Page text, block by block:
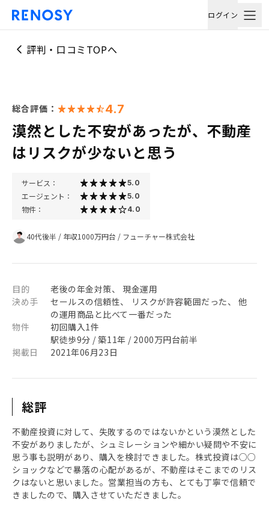
ログイン
評判・口コミTOPへ
総合評価： 4.7
漠然とした不安があったが、不動産
はリスクが少ないと思う
サービス： 5.0
エージェント： 5.0
物件： 4.0
40代後半 / 年収1000万円台 / フューチャー株式会社
目的
老後の年金対策、 現金運用
決め手
セールスの信頼性、 リスクが許容範囲だった、 他
の運用商品と比べて一番だった
物件
初回購入1件
駅徒歩9分 / 築11年 / 2000万円台前半
掲載日
2021年06月23日
総評
不動産投資に対して、失敗するのではないかという漠然とした
不安がありましたが、シュミレーションや細かい疑問や不安に
思う事も説明があり、購入を検討できました。株式投資は○○
ショックなどで暴落の心配があるが、不動産はそこまでのリス
クはないと思いました。営業担当の方も、とても丁寧で信頼で
きましたので、購入させていただきました。